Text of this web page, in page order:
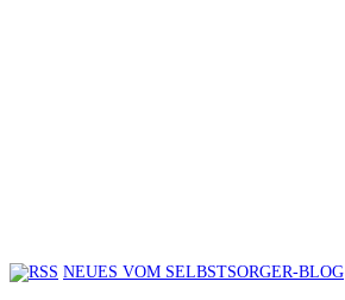
NEUES VOM SELBSTSORGER-BLOG